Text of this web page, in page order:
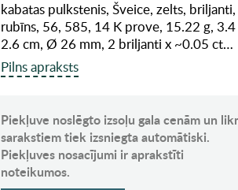
kabatas pulkstenis, Šveice, zelts, briljanti,
rubīns, 56, 585, 14 K prove, 15.22 g, 3.4
2.6 cm, Ø 26 mm, 2 briljanti x ~0.05 ct…
Pilns apraksts
Piekļuve noslēgto izsoļu gala cenām un
sarakstiem tiek izsniegta automātiski.
Piekļuves nosacījumi ir aprakstīti
noteikumos.